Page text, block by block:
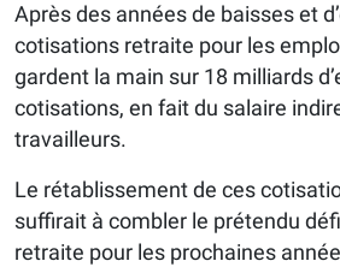
Après des années de baisses et
cotisations retraite pour les
gardent la main sur 18 milliards
cotisations, en fait du salaire
travailleurs.
Le rétablissement de ces
suffirait à combler le prétendu
retraite pour les prochaines